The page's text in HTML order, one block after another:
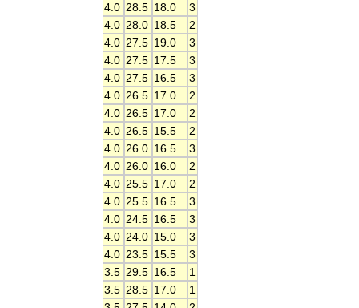
4.0 28.5 18.0
3
4.0 28.0 18.5
2
4.0 27.5 19.0
3
4.0 27.5 17.5
3
4.0 27.5 16.5
3
4.0 26.5 17.0
2
4.0 26.5 17.0
2
4.0 26.5 15.5
2
4.0 26.0 16.5
3
4.0 26.0 16.0
2
4.0 25.5 17.0
2
4.0 25.5 16.5
3
4.0 24.5 16.5
3
4.0 24.0 15.0
3
4.0 23.5 15.5
3
3.5 29.5 16.5
1
3.5 28.5 17.0
1